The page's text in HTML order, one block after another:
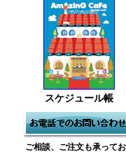
スケジュール帳
ご相談、ご注文も承って